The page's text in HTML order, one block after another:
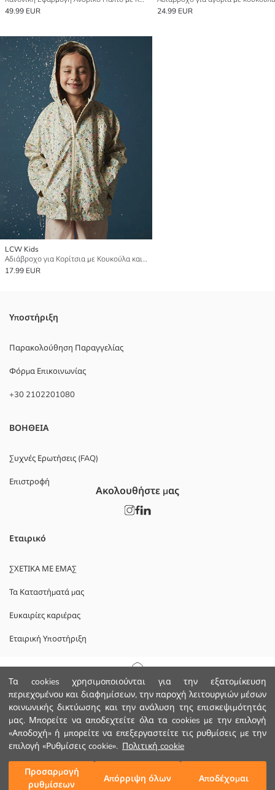
Τα cookies χρησιμοποιούνται για την εξατομίκευση
περιεχομένου και διαφημίσεων, την παροχή λειτουργιών μέσων
κοινωνικής δικτύωσης και την ανάλυση της επισκεψιμότητάς
μας. Μπορείτε να αποδεχτείτε όλα τα cookies με την επιλογή
«Αποδοχή» ή μπορείτε να επεξεργαστείτε τις ρυθμίσεις με την
επιλογή «Ρυθμίσεις cookie». Πολιτική cookie
Προσαρμογή
ρυθμίσεων
Απόρριψη όλων Αποδέχομαι
Αρχική Σελίδα
Κατηγορίες
Το Καλάθι μου
49.99 EUR
24.99 EUR
LCW Kids
Αδιάβροχο για Κορίτσια με Κουκούλα και Φλοράλ Σχέδιο
17.99 EUR
1
Υποστήριξη
Παρακολούθηση Παραγγελίας
Φόρμα Επικοινωνίας
+30 2102201080
ΒΟΗΘΕΙΑ
Συχνές Ερωτήσεις (FAQ)
Επιστροφή
Εταιρικό
ΣΧΕΤΙΚΑ ΜΕ ΕΜΑΣ
Τα Καταστήματά μας
Ευκαιρίες καριέρας
Εταιρική Υποστήριξη
Πολιτική Απορρήτου και Ασφάλειας Δεδομένων
Οροι χρήσης
Κατεβάστε την εφαρμογή μας.
Ακολουθήστε μας